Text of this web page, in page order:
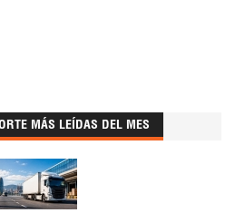
MÁS LEÍDAS DEL MES